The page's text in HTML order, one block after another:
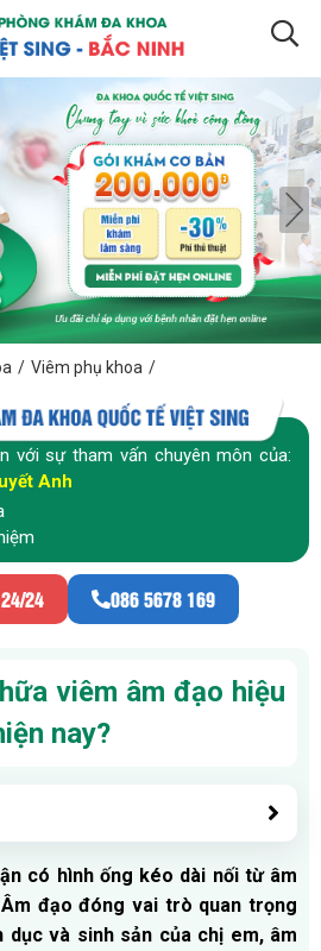
/ Viêm phụ khoa /
với sự tham vấn chuyên môn của:
Anh
24 086 5678 169
viêm âm đạo hiệu
nay?
có hình ống kéo dài nối từ âm
đạo đóng vai trò quan trọng
và sinh sản của chị em, âm